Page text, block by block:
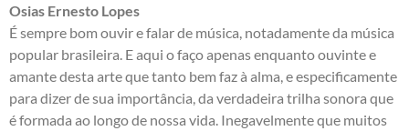
Osias Ernesto Lopes
É sempre bom ouvir e falar de música, notadamente da música
popular brasileira. E aqui o faço apenas enquanto ouvinte e
amante desta arte que tanto bem faz à alma, e especificamente
para dizer de sua importância, da verdadeira trilha sonora que
é formada ao longo de nossa vida. Inegavelmente que muitos